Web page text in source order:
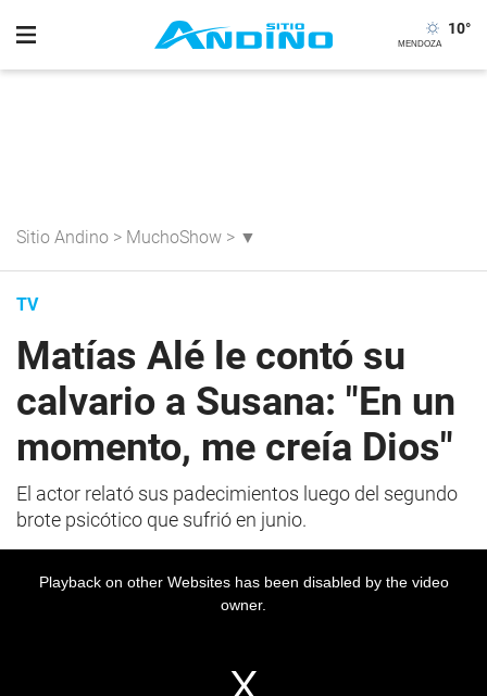
10°
Sitio Andino > MuchoShow > ▼
TV
Matías Alé le contó su
calvario a Susana: "En un
momento, me creía Dios"
El actor relató sus padecimientos luego del segundo
brote psicótico que sufrió en junio.
Playback on other Websites has been disabled by the video
owner.